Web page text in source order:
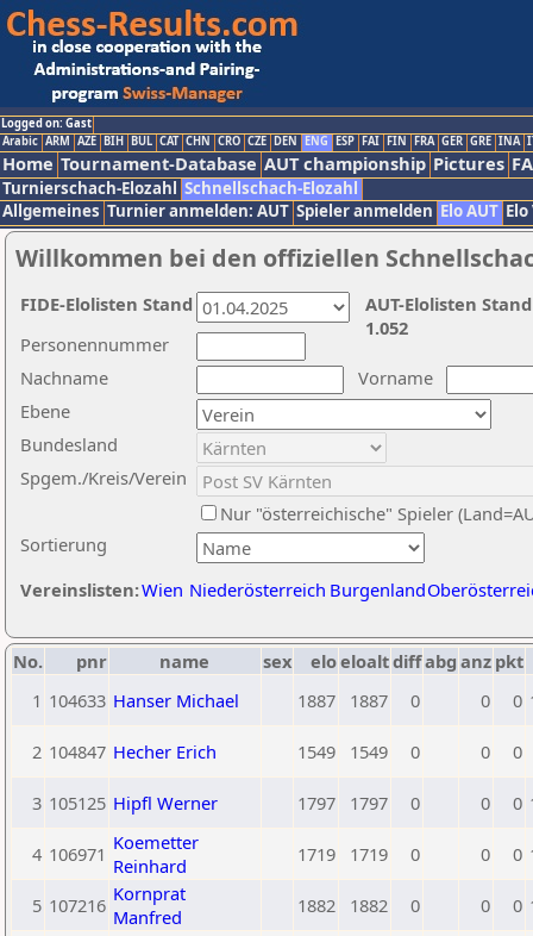
Logged on: Gast
Arabic ARM AZE BIH BUL CAT CHN CRO CZE DEN ENG ESP FAI FIN FRA GER GRE INA
Home Tournament-Database AUT championship Pictures
Turnierschach-Elozahl Schnellschach-Elozahl
Allgemeines Turnier anmelden: AUT Spieler anmelden Elo AUT
Willkommen bei den offiziellen
Nachname
Vorname
Ebene
Sortierung
Personennummer
Bundesland
Spgem./Kreis/Verein
Nur "österreichische" Spieler
Vereinslisten:Wien Niederösterreich Burgenland
AUT-Elolisten
1.052
FIDE-Elolisten Stand
No. pnr name sex eloeloaltdiffabg anz pkt
1 104633 Hanser Michael 1887 1887 0 0 0
2 104847 Hecher Erich 1549 1549 0 0 0
3 105125 Hipfl Werner 1797 1797 0 0 0
4 106971 Koemetter
Reinhard
1719 1719 0 0 0
5 107216 Kornprat
Manfred
1882 1882 0 0 0